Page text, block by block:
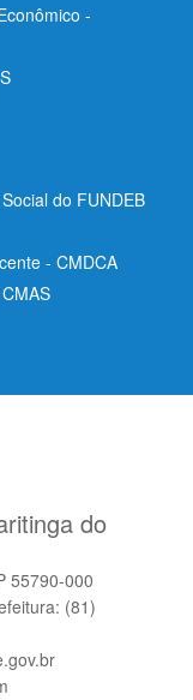
-
do FUNDEB
- CMDCA
do
55790-000
(81)